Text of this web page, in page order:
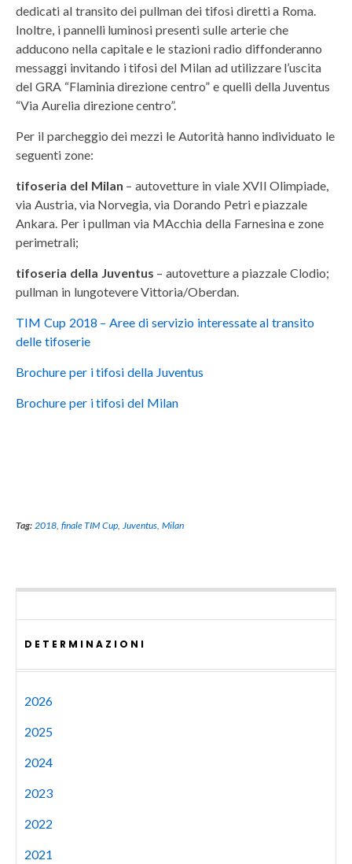
dedicati al transito dei pullman dei tifosi diretti a Roma.
Inoltre, i pannelli luminosi presenti sulle arterie che
adducono nella capitale e le stazioni radio diffonderanno
messaggi invitando i tifosi del Milan ad utilizzare l’uscita
del GRA “Flaminia direzione centro” e quelli della Juventus
“Via Aurelia direzione centro”.
Per il parcheggio dei mezzi le Autorità hanno individuato le
seguenti zone:
tifoseria del Milan – autovetture in viale XVII Olimpiade,
via Austria, via Norvegia, via Dorando Petri e piazzale
Ankara. Per i pullman via MAcchia della Farnesina e zone
perimetrali;
tifoseria della Juventus – autovetture a piazzale Clodio;
pullman in lungotevere Vittoria/Oberdan.
TIM Cup 2018 – Aree di servizio interessate al transito
delle tifoserie
Brochure per i tifosi della Juventus
Brochure per i tifosi del Milan
Tag: 2018, finale TIM Cup Juventus Milan
DETERMINAZIONI
2026
2025
2024
2023
2022
2021